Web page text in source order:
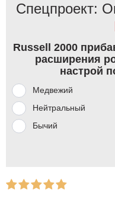
Спецпроект:
Russell 2000
расширения
настрой
Медвежий
Нейтральный
Бычий